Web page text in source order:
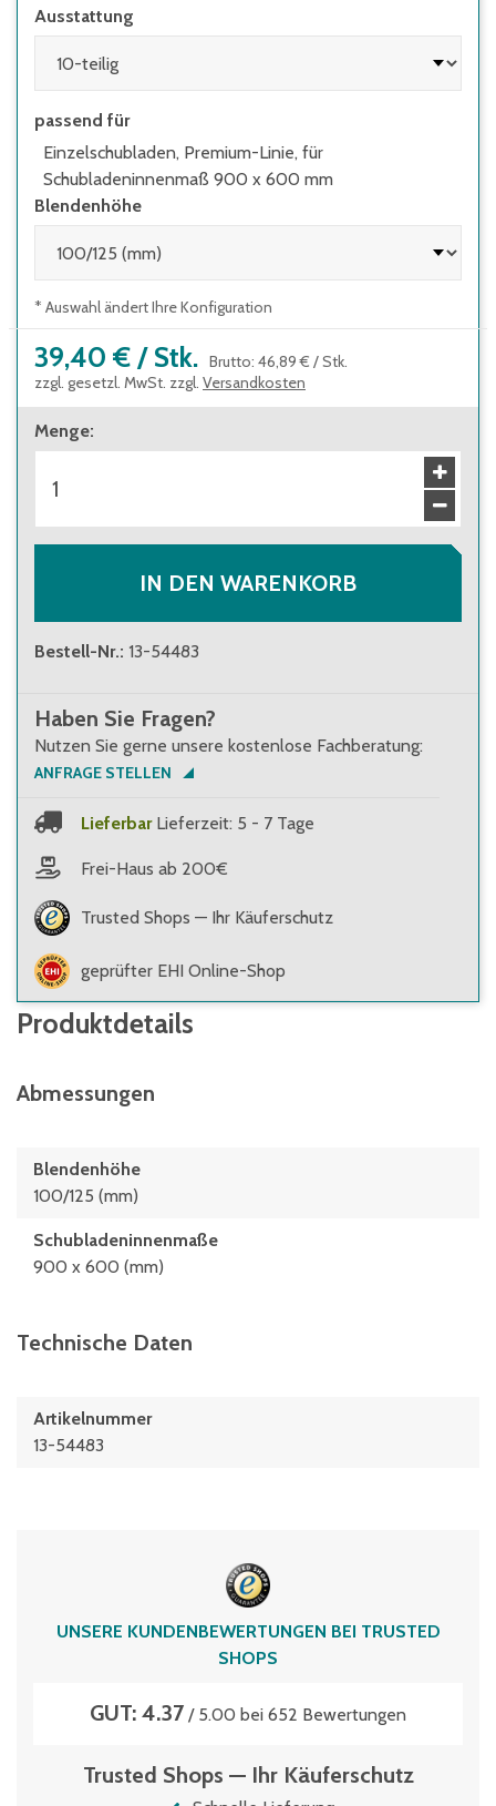
Ausstattung
passend für
Einzelschubladen, Premium-Linie, für
Schubladeninnenmaß 900 x 600 mm
Blendenhöhe
* Auswahl ändert Ihre Konfiguration
39,40 € / Stk. Brutto: 46,89 € /Stk.
zzgl. gesetzl. MwSt. zzgl. Versandkosten
Menge:
IN DEN WARENKORB
Bestell-Nr.: 13-54483
Haben Sie Fragen?
Nutzen Sie gerne unsere kostenlose Fachberatung:
ANFRAGE STELLEN
Lieferbar Lieferzeit: 5 - 7 Tage
Frei-Haus ab 200€
Trusted Shops — Ihr Käuferschutz
geprüfter EHI Online-Shop
Produktdetails
Abmessungen
Blendenhöhe
100/125 (mm)
Schubladeninnenmaße
900 x 600 (mm)
Technische Daten
Artikelnummer
13-54483
UNSERE KUNDENBEWERTUNGEN BEI TRUSTED
SHOPS
GUT: 4.37 / 5.00 bei 652 Bewertungen
Trusted Shops — Ihr Käuferschutz